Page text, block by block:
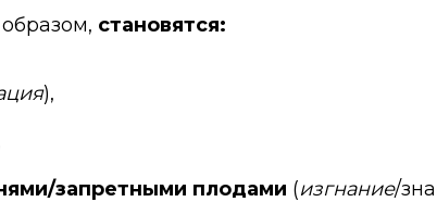
становятся:
),
запретными плодами (изгнание/